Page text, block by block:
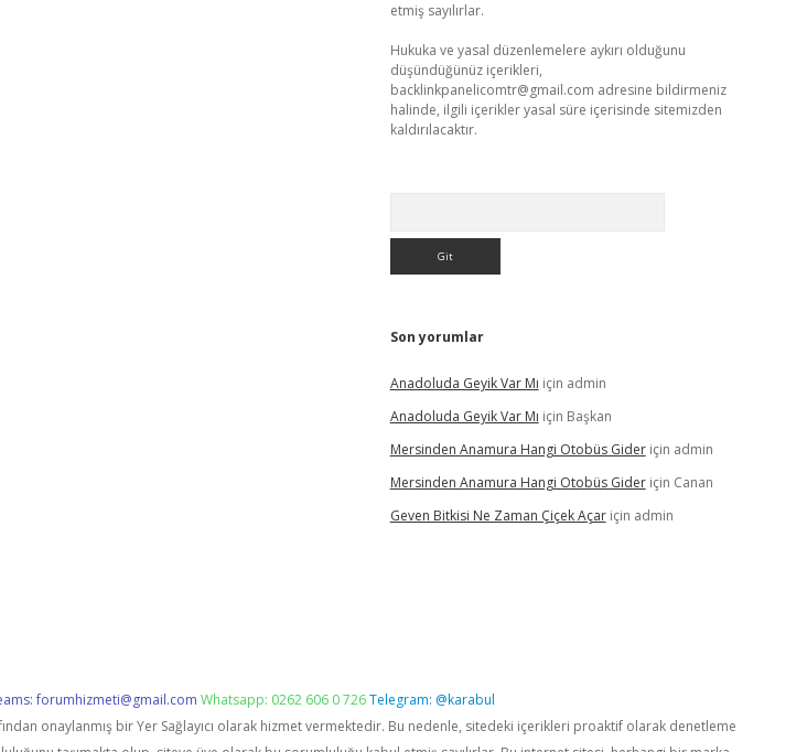
etmiş sayılırlar.
Hukuka ve yasal düzenlemelere aykırı olduğunu
düşündüğünüz içerikleri,
backlinkpanelicomtr@gmail.com adresine bildirmeniz
halinde, ilgili içerikler yasal süre içerisinde sitemizden
kaldırılacaktır.
Son yorumlar
Anadoluda Geyik Var Mı için admin
Anadoluda Geyik Var Mı için Başkan
Mersinden Anamura Hangi Otobüs Gideriçin admin
Mersinden Anamura Hangi Otobüs Gideriçin Canan
Geven Bitkisi Ne Zaman Çiçek Açariçin admin
forumhizmeti@gmail.com Whatsapp: 0262 606 0 726Telegram: @karabul
onaylanmış bir Yer Sağlayıcı olarak hizmet vermektedir. Bu nedenle, sitedeki içerikleri proaktif olarak denetleme